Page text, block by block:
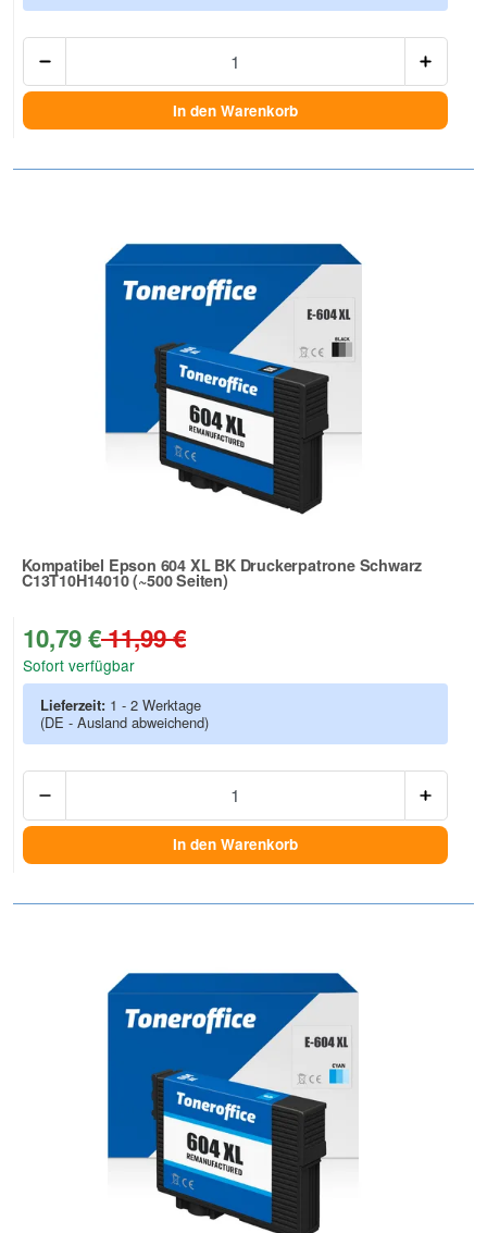
In den Warenkorb
Kompatibel Epson 604 XL BK Druckerpatrone Schwarz
C13T10H14010 (~500 Seiten)
Zur Artikelbewertung
10,79 €11,99 €
Sofort verfügbar
Lieferzeit: 1 - 2 Werktage
(DE - Ausland abweichend)
In den Warenkorb